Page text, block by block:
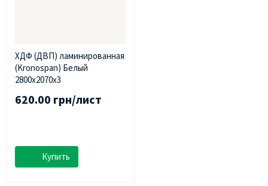
ХДФ (ДВП) ламинированная
(Kronospan) Белый
2800х2070х3
620.00 грн/лист
Купить